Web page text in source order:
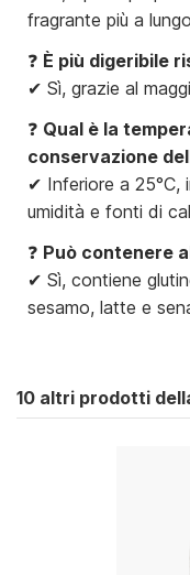
fragrante più a
❓ È più digeribile
✔ Sì, grazie al
❓ Qual è la
conservazione
✔ Inferiore a 25°C,
umidità e fonti di
❓ Può contenere
✔ Sì, contiene
sesamo, latte e
10 altri prodotti